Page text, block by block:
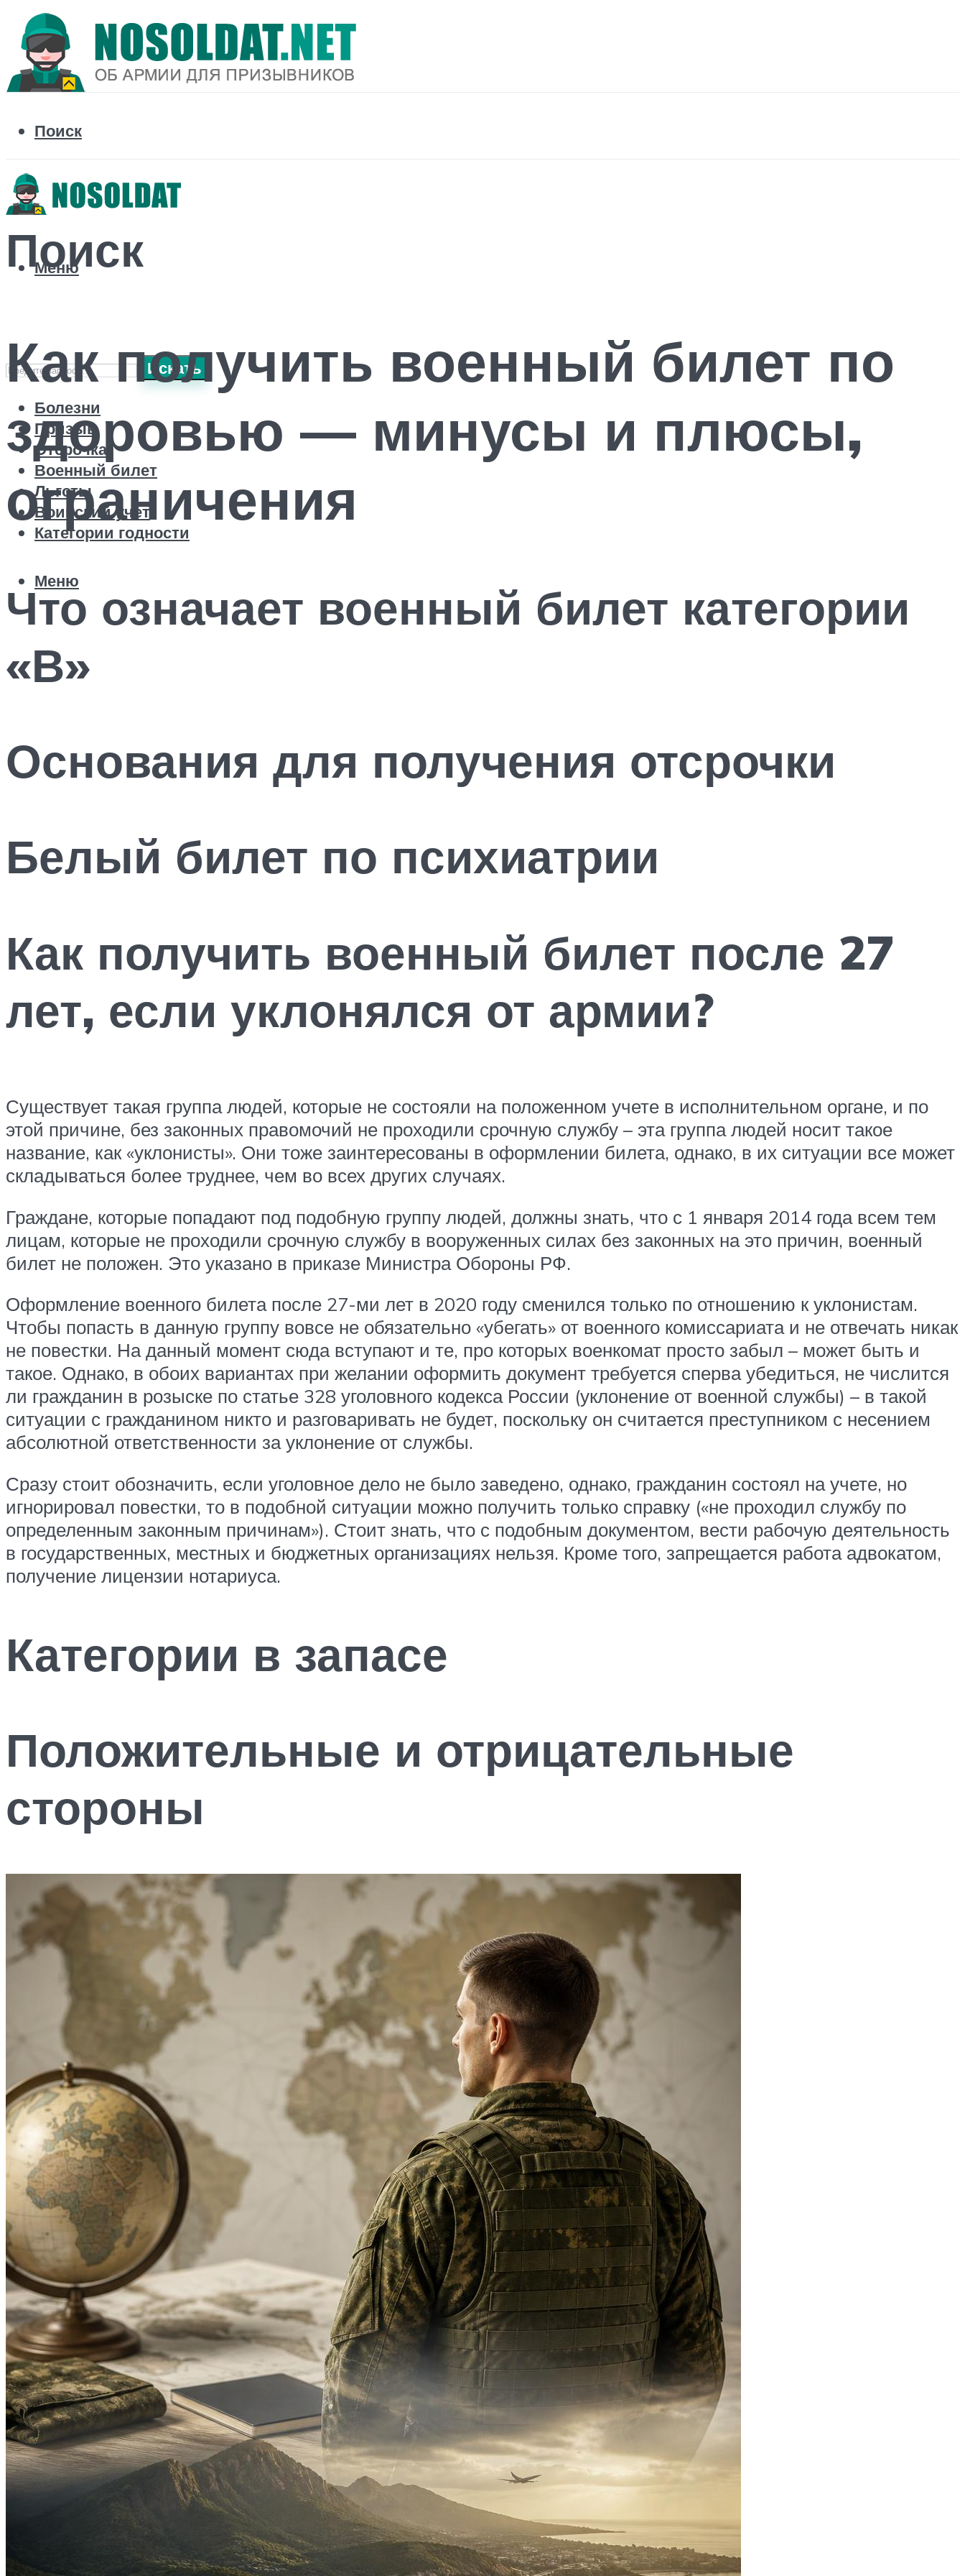
Поиск
Поиск
Искать
Болезни
Призыв
Отсрочка
Военный билет
Льготы
Воинский учет
Категории годности
Меню
Меню
Как получить военный билет по
здоровью — минусы и плюсы,
ограничения
Что означает военный билет категории
«В»
Основания для получения отсрочки
Белый билет по психиатрии
Как получить военный билет после 27
лет, если уклонялся от армии?
Существует такая группа людей, которые не состояли на положенном учете в исполнительном органе, и по
этой причине, без законных правомочий не проходили срочную службу – эта группа людей носит такое
название, как «уклонисты». Они тоже заинтересованы в оформлении билета, однако, в их ситуации все может
складываться более труднее, чем во всех других случаях.
Граждане, которые попадают под подобную группу людей, должны знать, что с 1 января 2014 года всем тем
лицам, которые не проходили срочную службу в вооруженных силах без законных на это причин, военный
билет не положен. Это указано в приказе Министра Обороны РФ.
Оформление военного билета после 27-ми лет в 2020 году сменился только по отношению к уклонистам.
Чтобы попасть в данную группу вовсе не обязательно «убегать» от военного комиссариата и не отвечать никак
не повестки. На данный момент сюда вступают и те, про которых военкомат просто забыл – может быть и
такое. Однако, в обоих вариантах при желании оформить документ требуется сперва убедиться, не числится
ли гражданин в розыске по статье 328 уголовного кодекса России (уклонение от военной службы) – в такой
ситуации с гражданином никто и разговаривать не будет, поскольку он считается преступником с несением
абсолютной ответственности за уклонение от службы.
Сразу стоит обозначить, если уголовное дело не было заведено, однако, гражданин состоял на учете, но
игнорировал повестки, то в подобной ситуации можно получить только справку («не проходил службу по
определенным законным причинам»). Стоит знать, что с подобным документом, вести рабочую деятельность
в государственных, местных и бюджетных организациях нельзя. Кроме того, запрещается работа адвокатом,
получение лицензии нотариуса.
Категории в запасе
Положительные и отрицательные
стороны